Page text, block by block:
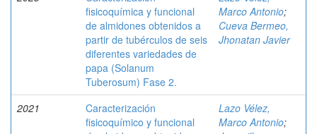
fisicoquímica y funcional
de almidones obtenidos a
partir de tubérculos de seis
diferentes variedades de
papa (Solanum
Tuberosum) Fase 2.
Marco Antonio;
Cueva Bermeo,
Jhonatan Javier
2021
Caracterización
fisicoquímico y funcional
Lazo Vélez,
Marco Antonio;